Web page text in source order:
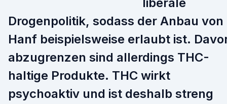
Drogenpolitik, sodass der Anbau von
Hanf beispielsweise erlaubt ist.
abzugrenzen sind allerdings THC-
haltige Produkte. THC wirkt
psychoaktiv und ist deshalb streng